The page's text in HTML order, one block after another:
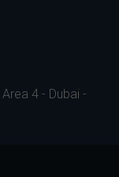
4 - Dubai -